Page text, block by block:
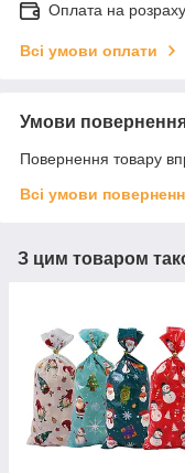
Оплата на
Всі умови оплати
Умови
Повернення товару
Всі умови
З цим товаром